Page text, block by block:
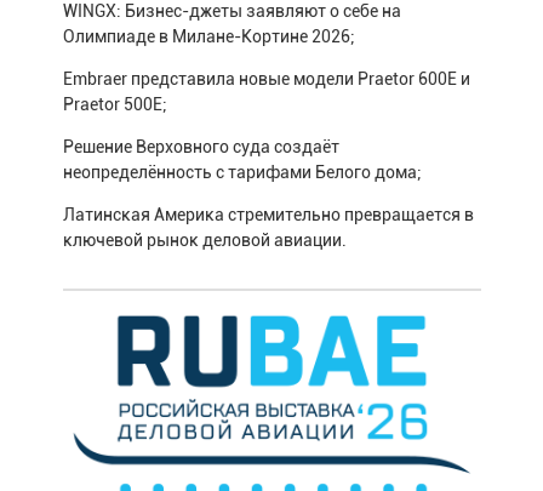
WINGX: Бизнес-джеты заявляют о себе на
Олимпиаде в Милане-Кортине 2026;
Embraer представила новые модели Praetor 600E и
Praetor 500E;
Решение Верховного суда создаёт
неопределённость с тарифами Белого дома;
Латинская Америка стремительно превращается в
ключевой рынок деловой авиации.